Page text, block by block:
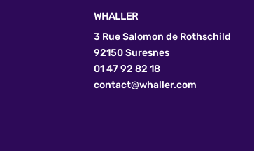
WHALLER
3 Rue Salomon de Rothschild
92150 Suresnes
01 47 92 82 18
contact@whaller.com